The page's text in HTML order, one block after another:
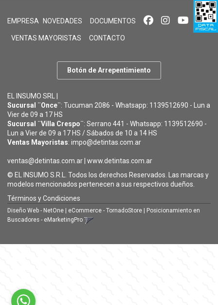
EMPRESA NOVEDADES DOCUMENTOS
VENTAS MAYORISTAS CONTACTO
Botón de Arrepentimiento
EL INSUMO SRL |
Sucursal ¨Once¨: Tucuman 2086 - Whatsapp: 1139512690 - Lun a
Vier de 09 a 17 HS
Sucursal ¨Villa Crespo¨: Serrano 441 - Whatsapp: 1139512690 -
Lun a Vier de 09 a 17 HS / Sábados de 10 a 14 HS
Ventas Mayoristas: impo@detintas.com.ar
ventas@detintas.com.ar www.detintas.com.ar
© EL INSUMO S.R.L. Todos los derechos Reservados. Las marcas y
modelos mencionados pertenecen a sus respectivos dueños.
Términos y Condiciones
Diseño Web - NetOne eCommerce - TornadoStore
Posicionamiento en
Buscadores - eMarketingPro